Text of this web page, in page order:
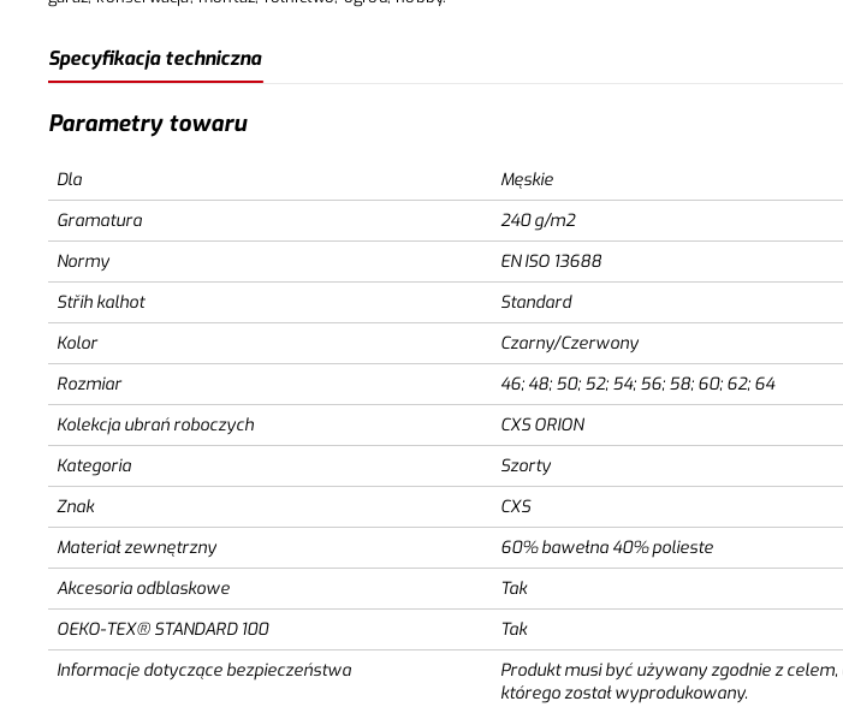
Specyfikacja techniczna
Parametry towaru
Dla
Męskie
Gramatura
240 g/m2
Normy
EN ISO 13688
Střih kalhot
Standard
Kolor
Czarny/Czerwony
Rozmiar
46; 48; 50; 52; 54; 56; 58; 60; 62; 64
Kolekcja ubrań roboczych
CXS ORION
Kategoria
Szorty
Znak
CXS
Materiał zewnętrzny
60% bawełna 40% polieste
Akcesoria odblaskowe
Tak
OEKO-TEX® STANDARD 100
Tak
Informacje dotyczące bezpieczeństwa
Produkt musi być używany zgodnie z celem,
którego został wyprodukowany.